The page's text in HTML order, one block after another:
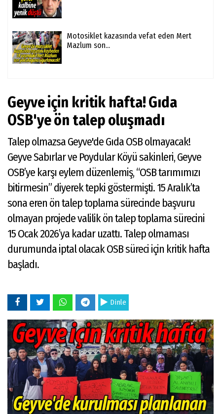
Motosiklet kazasında vefat eden Mert
Mazlum son...
Geyve için kritik hafta! Gıda
OSB'ye ön talep oluşmadı
Talep olmazsa Geyve'de Gıda OSB olmayacak!
Geyve Sabırlar ve Poydular Köyü sakinleri, Geyve
OSB’ye karşı eylem düzenlemiş, “OSB tarımımızı
bitirmesin” diyerek tepki göstermişti. 15 Aralık’ta
sona eren ön talep toplama sürecinde başvuru
olmayan projede valilik ön talep toplama sürecini
15 Ocak 2026’ya kadar uzattı. Talep olmaması
durumunda iptal olacak OSB süreci için kritik hafta
başladı.
Dinle